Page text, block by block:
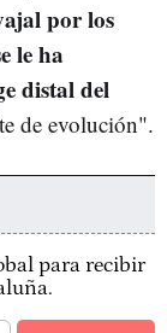
por los
le ha
distal del
de evolución".
para recibir